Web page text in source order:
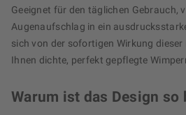
Geeignet für den täglichen Gebrauch,
Augenaufschlag in ein
sich von der sofortigen Wirkung
Ihnen dichte, perfekt gepflegte
Warum ist das Design so